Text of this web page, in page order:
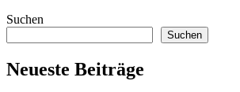
Suchen
Suchen
Neueste Beiträge